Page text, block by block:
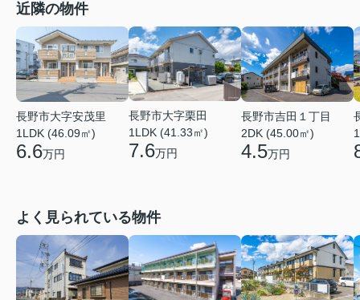
近隣の物件
長野市大字安茂里
1LDK (46.09㎡)
6.6万円
長野市大字栗田
1LDK (41.33㎡)
7.6万円
長野市吉田１丁目
2DK (45.00㎡)
4.5万円
よく見られている物件